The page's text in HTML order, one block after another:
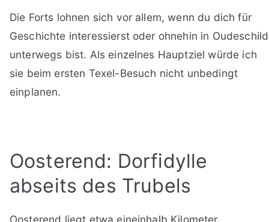
Die Forts lohnen sich vor allem, wenn du dich für
Geschichte interessierst oder ohnehin in Oudeschild
unterwegs bist. Als einzelnes Hauptziel würde ich
sie beim ersten Texel-Besuch nicht unbedingt
einplanen.
Oosterend: Dorfidylle
abseits des Trubels
Oosterend liegt etwa eineinhalb Kilometer